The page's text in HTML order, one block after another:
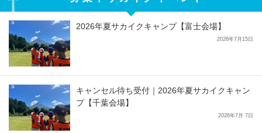
2026年夏サカイクキャンプ【富士会場】
2026年7月15日
キャンセル待ち受付｜2026年夏サカイクキャン
プ【千葉会場】
2026年7月 7日